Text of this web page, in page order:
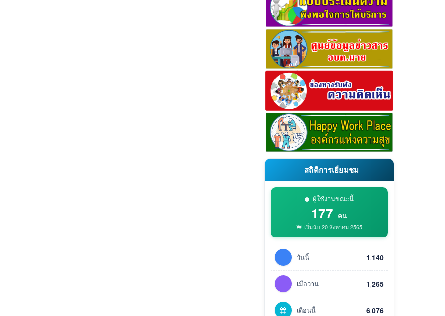
สถิติการเยี่ยมชม
ผู้ใช้งานขณะนี้
177 คน
เริ่มนับ 20 สิงหาคม 2565
วันนี้ 1,140
เมื่อวาน 1,265
เดือนนี้ 6,076